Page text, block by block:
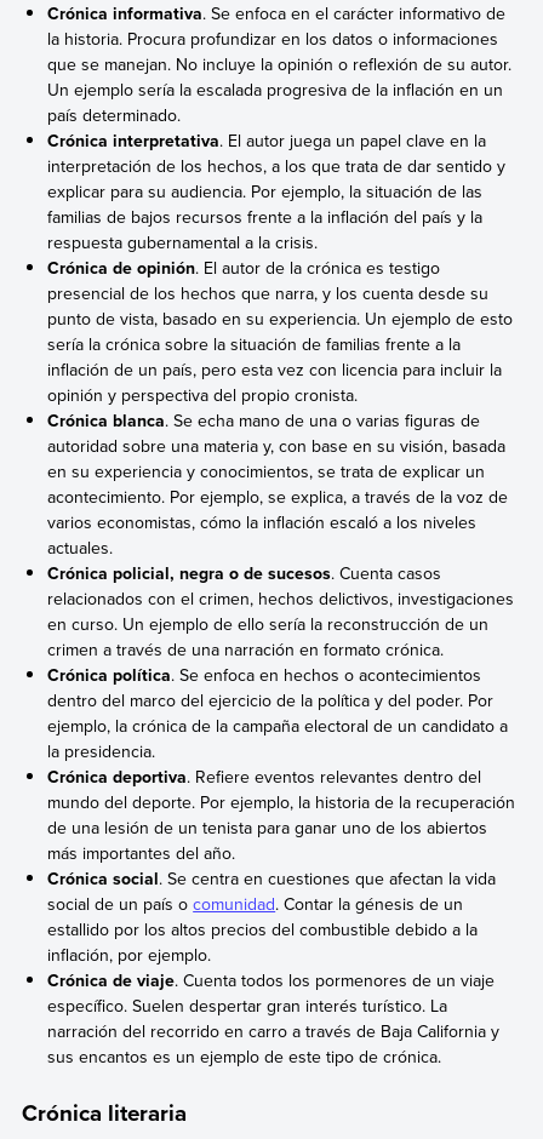
Crónica informativa. Se enfoca en el carácter informativo de
la historia. Procura profundizar en los datos o informaciones
que se manejan. No incluye la opinión o reflexión de su autor.
Un ejemplo sería la escalada progresiva de la inflación en un
país determinado.
Crónica interpretativa. El autor juega un papel clave en la
interpretación de los hechos, a los que trata de dar sentido y
explicar para su audiencia. Por ejemplo, la situación de las
familias de bajos recursos frente a la inflación del país y la
respuesta gubernamental a la crisis.
Crónica de opinión. El autor de la crónica es testigo
presencial de los hechos que narra, y los cuenta desde su
punto de vista, basado en su experiencia. Un ejemplo de esto
sería la crónica sobre la situación de familias frente a la
inflación de un país, pero esta vez con licencia para incluir la
opinión y perspectiva del propio cronista.
Crónica blanca. Se echa mano de una o varias figuras de
autoridad sobre una materia y, con base en su visión, basada
en su experiencia y conocimientos, se trata de explicar un
acontecimiento. Por ejemplo, se explica, a través de la voz de
varios economistas, cómo la inflación escaló a los niveles
actuales.
Crónica policial, negra o de sucesos. Cuenta casos
relacionados con el crimen, hechos delictivos, investigaciones
en curso. Un ejemplo de ello sería la reconstrucción de un
crimen a través de una narración en formato crónica.
Crónica política. Se enfoca en hechos o acontecimientos
dentro del marco del ejercicio de la política y del poder. Por
ejemplo, la crónica de la campaña electoral de un candidato a
la presidencia.
Crónica deportiva. Refiere eventos relevantes dentro del
mundo del deporte. Por ejemplo, la historia de la recuperación
de una lesión de un tenista para ganar uno de los abiertos
más importantes del año.
Crónica social. Se centra en cuestiones que afectan la vida
social de un país ocomunidad. Contar la génesis de un
estallido por los altos precios del combustible debido a la
inflación, por ejemplo.
Crónica de viaje. Cuenta todos los pormenores de un viaje
específico. Suelen despertar gran interés turístico. La
narración del recorrido en carro a través de Baja California y
sus encantos es un ejemplo de este tipo de crónica.
Crónica literaria